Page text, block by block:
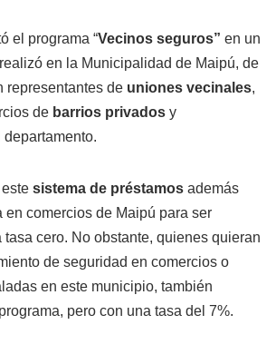
el programa “Vecinos seguros” en un
en la Municipalidad de Maipú, de
representantes de uniones vecinales,
de barrios privados y
departamento.
sistema de préstamos además
en comercios de Maipú para ser
tasa cero. No obstante, quienes quieran
de seguridad en comercios o
en este municipio, también
pero con una tasa del 7%.